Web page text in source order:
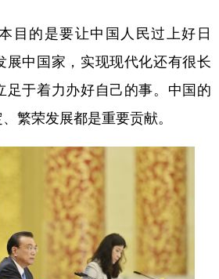
的是要让中国人民过上好日
展中国家，实现现代化还有很长
足于着力办好自己的事。中国的
繁荣发展都是重要贡献。